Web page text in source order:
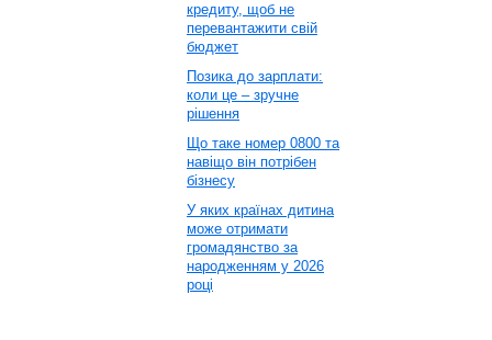
кредиту, щоб не
перевантажити свій
бюджет
Позика до зарплати:
коли це – зручне
рішення
Що таке номер 0800 та
навіщо він потрібен
бізнесу
У яких країнах дитина
може отримати
громадянство за
народженням у 2026
році